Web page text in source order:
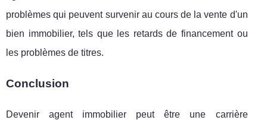
problèmes qui peuvent survenir au cours de la vente d'un
bien immobilier, tels que les retards de financement ou
les problèmes de titres.
Conclusion
Devenir agent immobilier peut être une carrière